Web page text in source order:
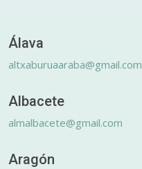
Álava
altxaburuaaraba@gmail.com
Albacete
almalbacete@gmail.com
Aragón